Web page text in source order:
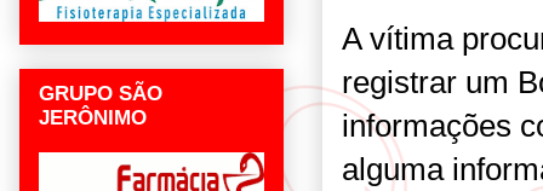
A vítima
registrar um
informações
alguma
GRUPO SÃO
JERÔNIMO